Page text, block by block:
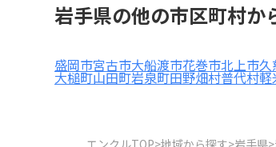
岩手県の他の市区町村か
盛岡市宮古市大船渡市花巻市北上市久
大槌町山田町岩泉町田野畑村普代村軽
エンクルTOP>地域から探す>岩手県>